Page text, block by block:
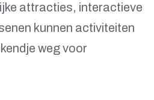
attracties, interactieve
kunnen activiteiten
weg voor